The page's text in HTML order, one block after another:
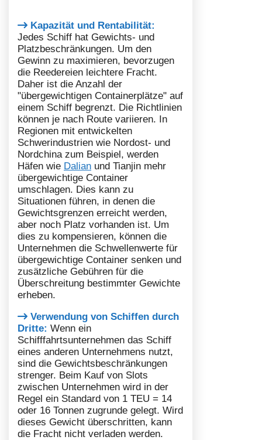
Kapazität und Rentabilität:
Jedes Schiff hat Gewichts- und
Platzbeschränkungen. Um den
Gewinn zu maximieren, bevorzugen
die Reedereien leichtere Fracht.
Daher ist die Anzahl der
"übergewichtigen Containerplätze" auf
einem Schiff begrenzt. Die Richtlinien
können je nach Route variieren. In
Regionen mit entwickelten
Schwerindustrien wie Nordost- und
Nordchina zum Beispiel, werden
Häfen wie Dalian und Tianjin mehr
übergewichtige Container
umschlagen. Dies kann zu
Situationen führen, in denen die
Gewichtsgrenzen erreicht werden,
aber noch Platz vorhanden ist. Um
dies zu kompensieren, können die
Unternehmen die Schwellenwerte für
übergewichtige Container senken und
zusätzliche Gebühren für die
Überschreitung bestimmter Gewichte
erheben.
Verwendung von Schiffen durch
Dritte: Wenn ein
Schifffahrtsunternehmen das Schiff
eines anderen Unternehmens nutzt,
sind die Gewichtsbeschränkungen
strenger. Beim Kauf von Slots
zwischen Unternehmen wird in der
Regel ein Standard von 1 TEU = 14
oder 16 Tonnen zugrunde gelegt. Wird
dieses Gewicht überschritten, kann
die Fracht nicht verladen werden.